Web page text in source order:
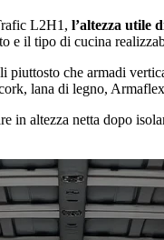
L2H1, l’altezza utile
e il tipo di cucina
che armadi
lana di legno,
in altezza netta dopo